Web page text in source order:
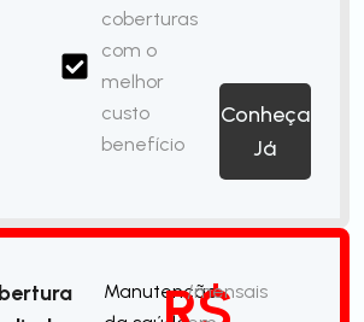
coberturas
com o
melhor
custo
benefício
Conheça
Já
Manutenção/mensais